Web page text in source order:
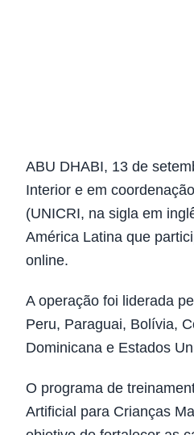
ABU DHABI, 13 de
Interior e em
(UNICRI, na sigla em
América Latina que
online.
A operação foi liderada
Peru, Paraguai, Bolívia,
Dominicana e Estados
O programa de
Artificial para Crianças